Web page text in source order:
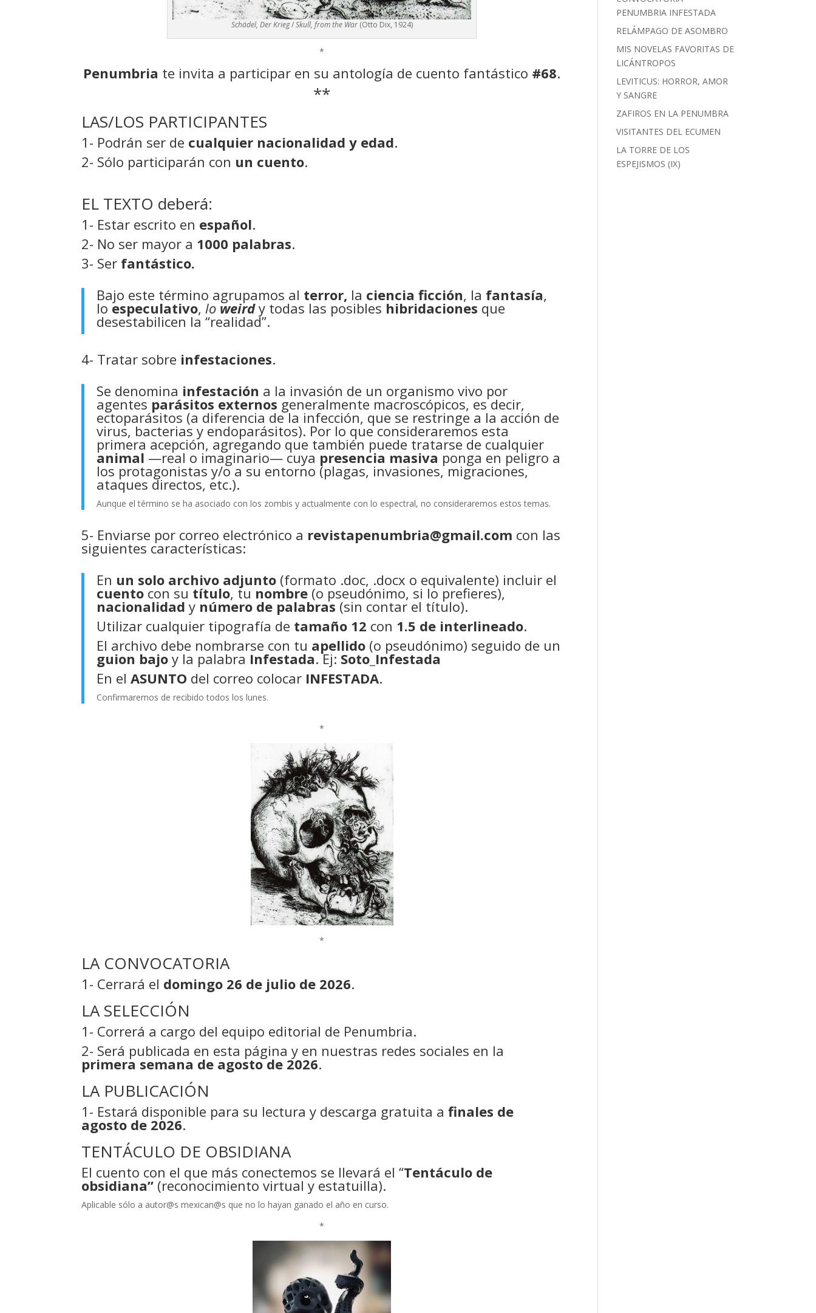
Schädel, Der Krieg/Skull, from the War(Otto Dix, 1924)
*
Penumbria te invita a participar en su antología de cuento fantástico #68.
**
LAS/LOS PARTICIPANTES
1- Podrán ser de cualquier nacionalidad y edad.
2- Sólo participarán con un cuento.
EL TEXTO deberá:
1- Estar escrito en español.
2- No ser mayor a 1000 palabras.
3- Ser fantástico.
Bajo este término agrupamos al terror, la ciencia ficción, la fantasía,
lo especulativo,lo weirdy todas las posibles hibridaciones que
desestabilicen la “realidad”.
4- Tratar sobre infestaciones.
Se denomina infestación a la invasión de un organismo vivo por
agentes parásitos externos generalmente macroscópicos, es decir,
ectoparásitos (a diferencia de la infección, que se restringe a la acción de
virus, bacterias y endoparásitos). Por lo que consideraremos esta
primera acepción, agregando que también puede tratarse de cualquier
animal —real o imaginario— cuya presencia masiva ponga en peligro a
los protagonistas y/o a su entorno (plagas, invasiones, migraciones,
ataques directos, etc.).
Aunque el término se ha asociado con los zombis y actualmente con lo espectral, no consideraremos estos temas.
5- Enviarse por correo electrónico a revistapenumbria@gmail.com con las
siguientes características:
En un solo archivo adjunto (formato .doc, .docx o equivalente) incluir el
cuento con su título, tu nombre (o pseudónimo, si lo prefieres),
nacionalidad y número de palabras (sin contar el título).
Utilizar cualquier tipografía de tamaño 12 con 1.5 de interlineado.
El archivo debe nombrarse con tu apellido (o pseudónimo) seguido de un
guion bajo y la palabra Infestada. Ej: Soto_Infestada
En elASUNTO del correo colocar INFESTADA.
Confirmaremos de recibido todos los lunes.
*
*
LA CONVOCATORIA
1- Cerrará el domingo 26 de julio de 2026.
LA SELECCIÓN
1- Correrá a cargo del equipo editorial de Penumbria.
2- Será publicada en esta página y en nuestras redes sociales en la
primera semana de agosto de 2026.
LA PUBLICACIÓN
1- Estará disponible para su lectura y descarga gratuita afinales de
agosto de 2026.
TENTÁCULO DE OBSIDIANA
El cuento con el que más conectemos se llevará el “Tentáculo de
obsidiana” (reconocimiento virtual y estatuilla).
Aplicable sólo a autor@s mexican@s que no lo hayan ganado el año en curso.
*
PENUMBRIA INFESTADA
RELÁMPAGO DE ASOMBRO
MIS NOVELAS FAVORITAS DE
LICÁNTROPOS
LEVITICUS: HORROR, AMOR
Y SANGRE
ZAFIROS EN LA PENUMBRA
VISITANTES DEL ECUMEN
LA TORRE DE LOS
ESPEJISMOS (IX)